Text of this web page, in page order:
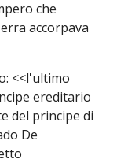
che
accorpava
<<l'ultimo
ereditario
del principe di
De